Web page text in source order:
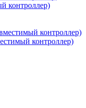
контроллер)
контроллер)